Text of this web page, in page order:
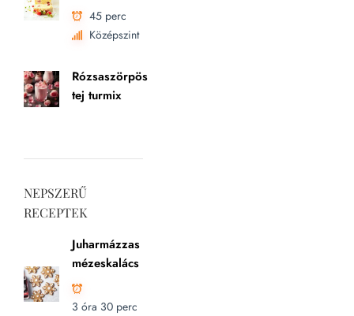
45 perc
Középszint
Rózsaszörpös
tej turmix
NEPSZERŰ
RECEPTEK
Juharmázzas
mézeskalács
3 óra 30 perc